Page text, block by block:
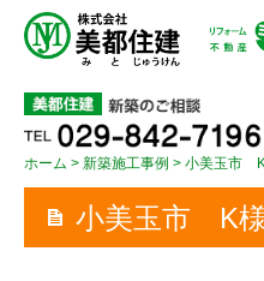
ホーム
お知らせ
抗酸化陶板浴 和予定表
美都住建の家づくり
ホーム 新築施工事例 小美玉市
小美玉市 K